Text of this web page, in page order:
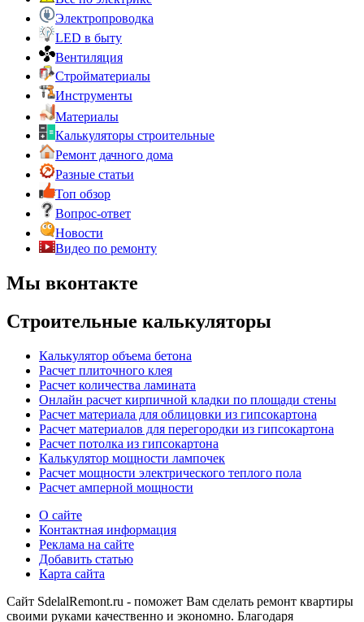
Электропроводка
LED в быту
Вентиляция
Стройматериалы
Инструменты
Материалы
Калькуляторы строительные
Ремонт дачного дома
Разные статьи
Топ обзор
Вопрос-ответ
Новости
Видео по ремонту
Мы вконтакте
Строительные калькуляторы
Калькулятор объема бетона
Расчет плиточного клея
Расчет количества ламината
Онлайн расчет кирпичной кладки по площади стены
Расчет материала для облицовки из гипсокартона
Расчет материалов для перегородки из гипсокартона
Расчет потолка из гипсокартона
Калькулятор мощности лампочек
Расчет мощности электрического теплого пола
Расчет амперной мощности
О сайте
Контактная информация
Реклама на сайте
Добавить статью
Карта сайта
Сайт SdelalRemont.ru - поможет Вам сделать ремонт квартиры
своими руками качественно и экономно. Благодаря